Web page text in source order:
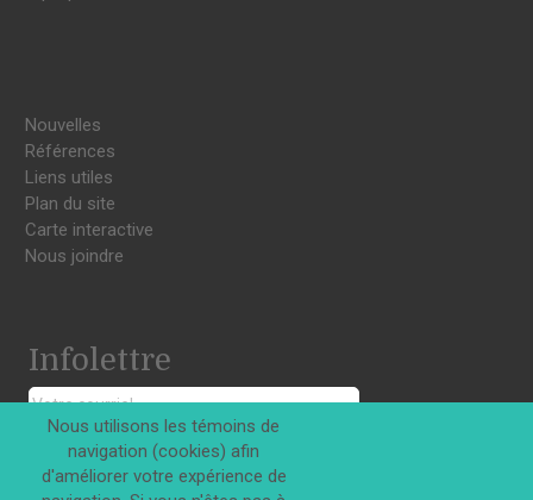
Nouvelles
Références
Liens utiles
Plan du site
Carte interactive
Nous joindre
Infolettre
S'INSCRIRE
Nous utilisons les témoins de
navigation (cookies) afin
d'améliorer votre expérience de